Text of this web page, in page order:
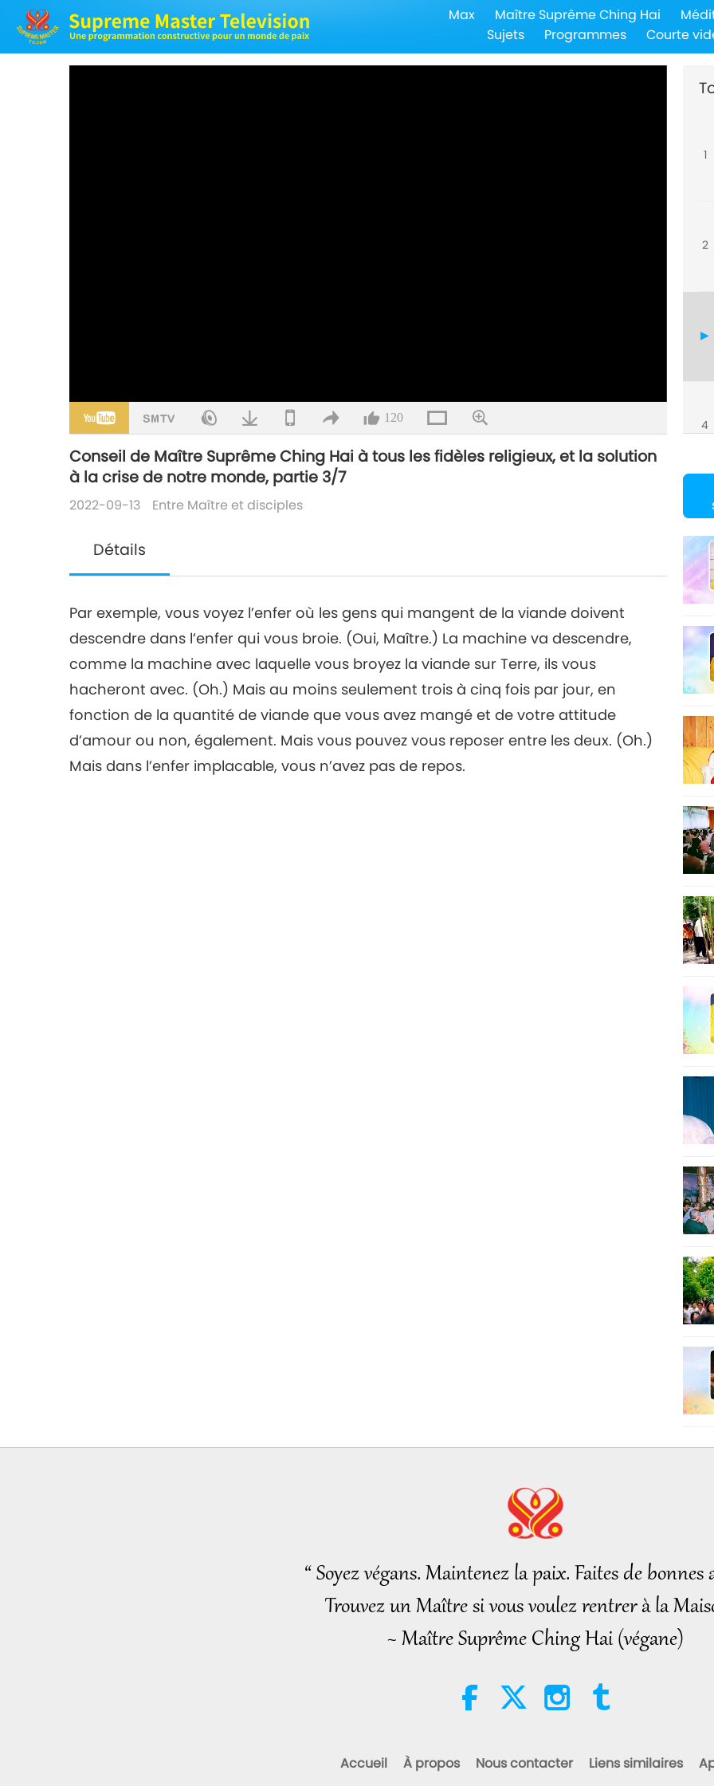
Max Maître Suprême Ching Hai
Sujets
Programmes Courte
120
Conseil de Maître Suprême Ching Hai à tous les fidèles religieux, et la solution
à la crise de notre monde, partie 3/7
2022-09-13 Entre Maître et disciples
Détails
Par exemple, vous voyez l’enfer où les gens qui mangent de la viande doivent
descendre dans l’enfer qui vous broie. (Oui, Maître.) La machine va descendre,
comme la machine avec laquelle vous broyez la viande sur Terre, ils vous
hacheront avec. (Oh.) Mais au moins seulement trois à cinq fois par jour, en
fonction de la quantité de viande que vous avez mangé et de votre attitude
d’amour ou non, également. Mais vous pouvez vous reposer entre les deux. (Oh.)
Mais dans l’enfer implacable, vous n’avez pas de repos.
1
2
4
5
6
7
“ Soyez végans. Maintenez la paix. Faites de bonnes
Trouvez un Maître si vous voulez rentrer à la
~ Maître Suprême Ching Hai (végane)
Accueil À propos Nous contacter Liens similaires